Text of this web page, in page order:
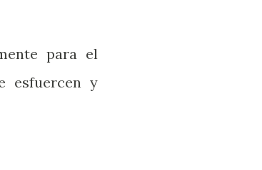
para el
esfuercen y